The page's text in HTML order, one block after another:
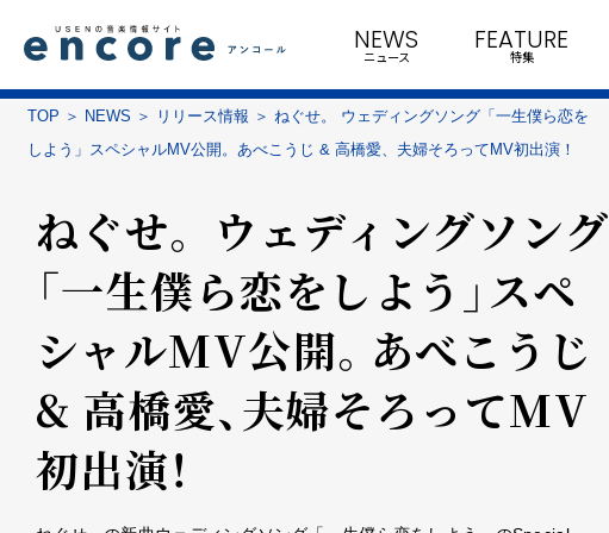
NEWS
ニュース
FEATURE
特集
TOP NEWS リリース情報
ねぐせ。 ウェディングソング「一生僕ら恋を
しよう」スペシャルMV公開。あべこうじ & 高橋愛、夫婦そろってMV初出演！
ねぐせ。 ウェディングソング
「一生僕ら恋をしよう」スペ
シャルMV公開。あべこうじ
& 高橋愛、夫婦そろってMV
初出演！